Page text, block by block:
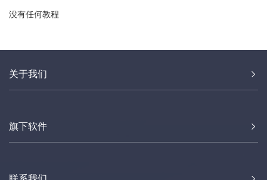
没有任何教程
关于我们
旗下软件